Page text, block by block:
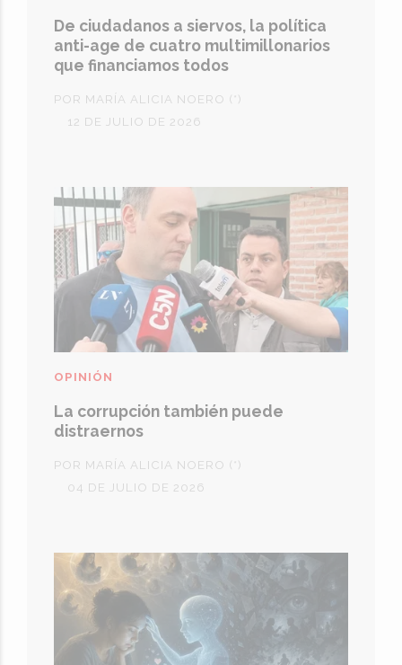
De ciudadanos a siervos, la política
anti-age de cuatro multimillonarios
que financiamos todos
POR MARÍA ALICIA NOERO (*)
12 DE JULIO DE 2026
La corrupción también puede
distraernos
POR MARÍA ALICIA NOERO (*)
OPINIÓN
04 DE JULIO DE 2026